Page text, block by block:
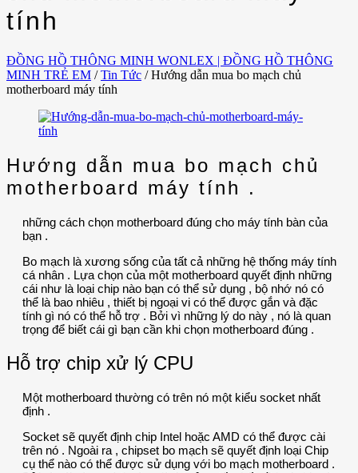
tính
ĐỒNG HỒ THÔNG MINH WONLEX | ĐỒNG HỒ THÔNG
MINH TRẺ EM / Tin Tức / Hướng dẫn mua bo mạch chủ
motherboard máy tính
Hướng dẫn mua bo mạch chủ
motherboard máy tính .
những cách chọn motherboard đúng cho máy tính bàn của
bạn .
Bo mạch là xương sống của tất cả những hệ thống máy tính
cá nhân . Lựa chọn của một motherboard quyết định những
cái như là loại chip nào bạn có thể sử dụng , bộ nhớ nó có
thể là bao nhiêu , thiết bị ngoại vi có thể được gắn và đặc
tính gì nó có thể hỗ trợ . Bởi vì những lý do này , nó là quan
trọng để biết cái gì bạn cần khi chọn motherboard đúng .
Hỗ trợ chip xử lý CPU
Một motherboard thường có trên nó một kiểu socket nhất
định .
Socket sẽ quyết định chip Intel hoặc AMD có thể được cài
trên nó . Ngoài ra , chipset bo mạch sẽ quyết định loại Chip
cụ thể nào có thể được sử dụng với bo mạch motherboard .